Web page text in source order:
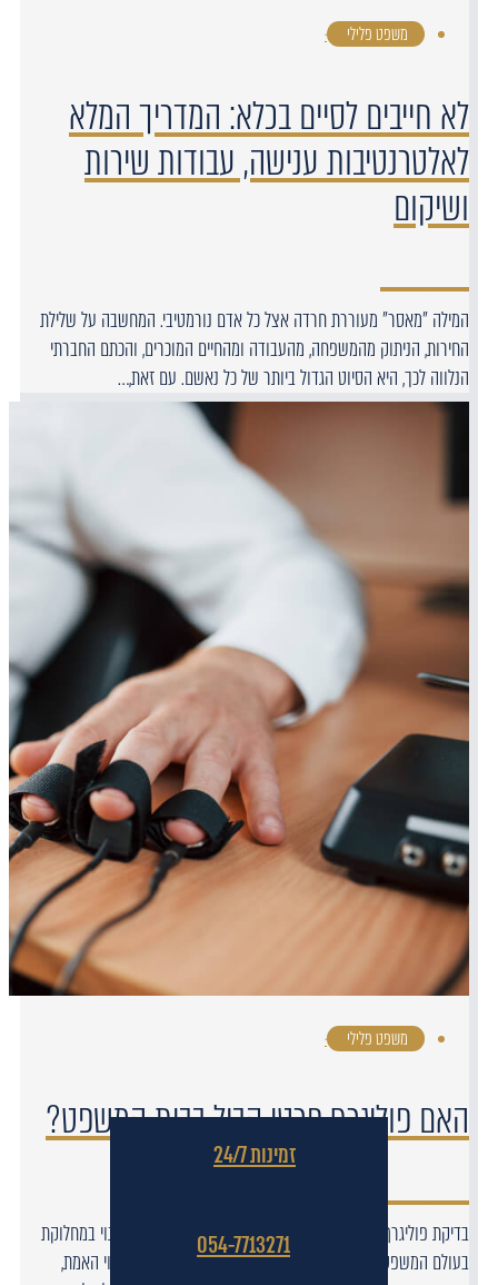
משפט פלילי ·
לא חייבים לסיים בכלא: המדריך המלא
לאלטרנטיבות ענישה, עבודות שירות
ושיקום
המילה "מאסר" מעוררת חרדה אצל כל אדם נורמטיבי. המחשבה על שלילת
החירות, הניתוק מהמשפחה, מהעבודה ומהחיים המוכרים, והכתם החברתי
הנלווה לכך, היא הסיוט הגדול ביותר של כל נאשם. עם זאת,…
משפט פלילי ·
האם פוליגרף פרטי קביל בבית המשפט?
בדיקת פוליגרף, הידועה גם כבדיקה ב"מכונת אמת", היא כלי שנוי במחלוקת
בעולם המשפט. בעוד שרבים תופסים אותה כאמצעי אמין לגילוי האמת,
זמינות 24/7
054-7713271